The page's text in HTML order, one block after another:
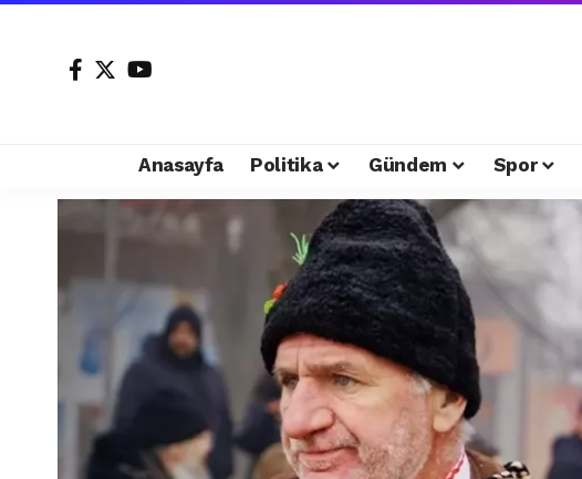
Anasayfa Politika Gündem Spor